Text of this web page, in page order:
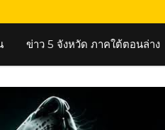
ข่าว 5 จังหวัด ภาคใต้ตอนล่าง